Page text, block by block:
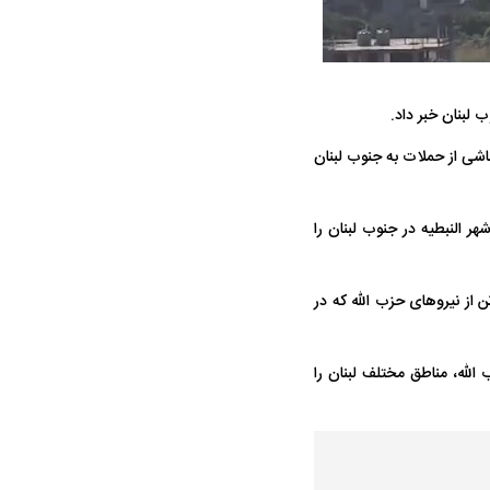
از حملات به جنوب لبنان
النبطیه در جنوب لبنان را
از نیروهای حزب الله که در
مناطق مختلف لبنان را
جنگنده شکاری رهگیر آمریکا | F-14
جدید ایران چیست؟